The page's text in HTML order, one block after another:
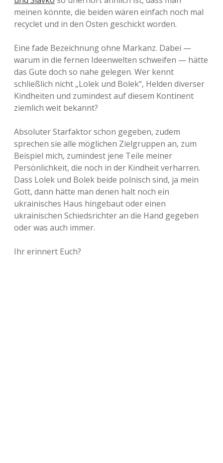
meinen könnte, die beiden wären einfach noch mal
recyclet und in den Osten geschickt worden.
Eine fade Bezeichnung ohne Markanz. Dabei —
warum in die fernen Ideenwelten schweifen — hätte
das Gute doch so nahe gelegen. Wer kennt
schließlich nicht „Lolek und Bolek“, Helden diverser
Kindheiten und zumindest auf diesem Kontinent
ziemlich weit bekannt?
Absoluter Starfaktor schon gegeben, zudem
sprechen sie alle möglichen Zielgruppen an, zum
Beispiel mich, zumindest jene Teile meiner
Persönlichkeit, die noch in der Kindheit verharren.
Dass Lolek und Bolek beide polnisch sind, ja mein
Gott, dann hätte man denen halt noch ein
ukrainisches Haus hingebaut oder einen
ukrainischen Schiedsrichter an die Hand gegeben
oder was auch immer.
Ihr erinnert Euch?